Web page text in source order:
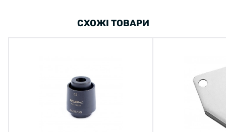
Установите проставку на ротор между
колодками дискового тормоза;
Отпустите ручку, поверните ротор и чтобы
снять проставку.
Внимание:
СХОЖІ ТОВАРИ